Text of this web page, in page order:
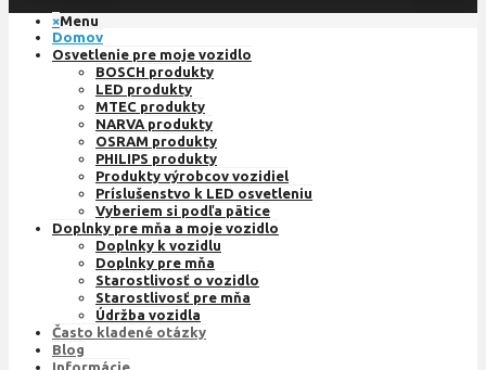
×Menu
Domov
Osvetlenie pre moje vozidlo
BOSCH produkty
LED produkty
MTEC produkty
NARVA produkty
OSRAM produkty
PHILIPS produkty
Produkty výrobcov vozidiel
Príslušenstvo k LED osvetleniu
Vyberiem si podľa pätice
Doplnky pre mňa a moje vozidlo
Doplnky k vozidlu
Doplnky pre mňa
Starostlivosť o vozidlo
Starostlivosť pre mňa
Údržba vozidla
Často kladené otázky
Blog
Informácie